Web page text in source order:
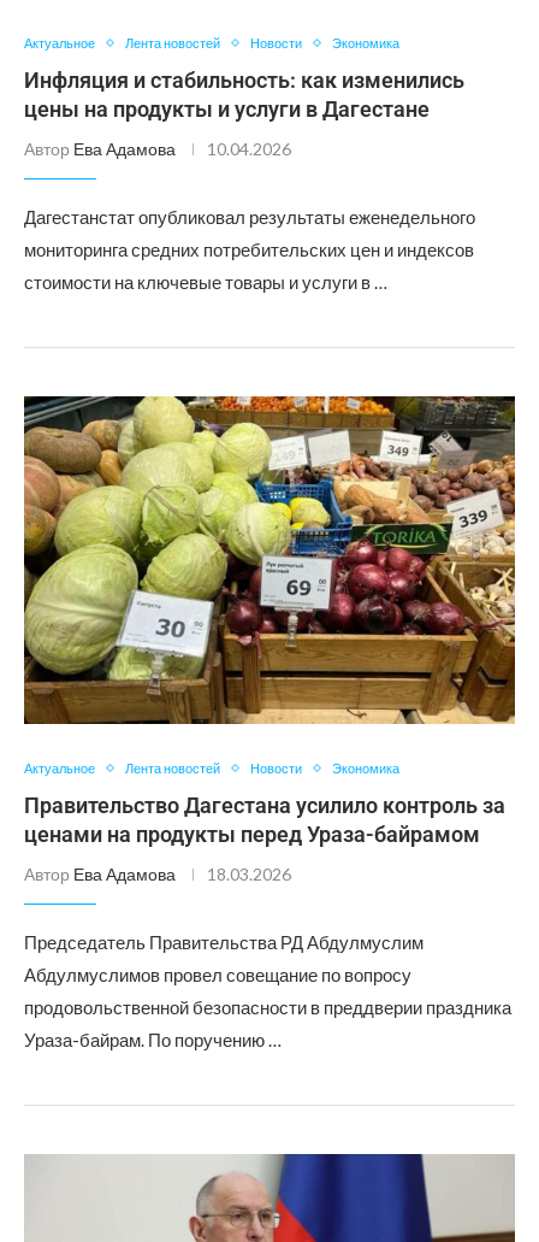
Актуальное Лента новостей Новости Экономика
Инфляция и стабильность: как изменились
цены на продукты и услуги в Дагестане
Автор Ева Адамова 10.04.2026
Дагестанстат опубликовал результаты еженедельного
мониторинга средних потребительских цен и индексов
стоимости на ключевые товары и услуги в …
Актуальное Лента новостей Новости Экономика
Правительство Дагестана усилило контроль за
ценами на продукты перед Ураза-байрамом
Автор Ева Адамова 18.03.2026
Председатель Правительства РД Абдулмуслим
Абдулмуслимов провел совещание по вопросу
продовольственной безопасности в преддверии праздника
Ураза-байрам. По поручению …